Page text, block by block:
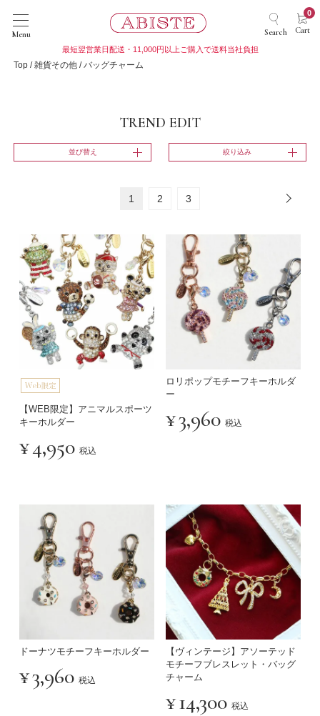
Menu Search Cart
0
最短翌営業日配送・11,000円以上ご購入で送料当社負担
Top 雑貨その他 バッグチャーム
TREND EDIT
並び替え 絞り込み
1 2 3
【WEB限定】アニマルスポーツ
キーホルダー
¥4,950 税込
ロリポップモチーフキーホルダ
ー
¥3,960 税込
ドーナツモチーフキーホルダー
¥3,960 税込
【ヴィンテージ】アソーテッド
モチーフブレスレット・バッグ
チャーム
¥14,300 税込